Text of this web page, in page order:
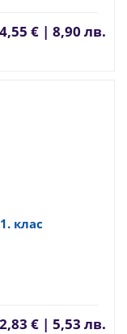
4,55 € | 8,90 лв.
клас
2,83 € | 5,53 лв.